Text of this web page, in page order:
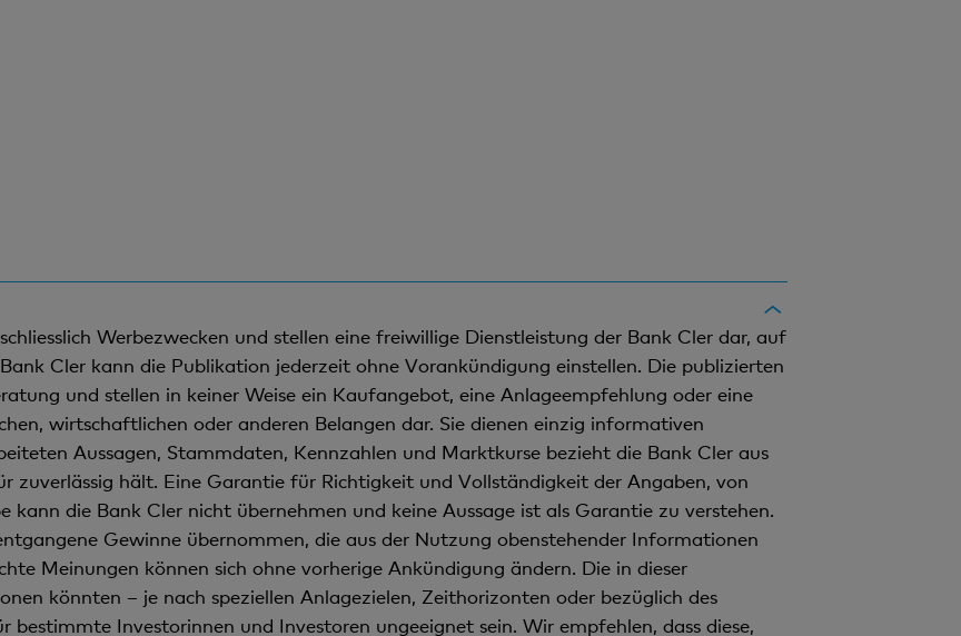
Werbezwecken und stellen eine freiwillige Dienstleistung der Bank Cler dar, auf
Cler kann die Publikation jederzeit ohne Vorankündigung einstellen. Die publizierten
und stellen in keiner Weise ein Kaufangebot, eine Anlageempfehlung oder eine
wirtschaftlichen oder anderen Belangen dar. Sie dienen einzig informativen
Aussagen, Stammdaten, Kennzahlen und Marktkurse bezieht die Bank Cler aus
zuverlässig hält. Eine Garantie für Richtigkeit und Vollständigkeit der Angaben, von
kann die Bank Cler nicht übernehmen und keine Aussage ist als Garantie zu verstehen.
Gewinne übernommen, die aus der Nutzung obenstehender Informationen
Meinungen können sich ohne vorherige Ankündigung ändern. Die in dieser
könnten – je nach speziellen Anlagezielen, Zeithorizonten oder bezüglich des
Investorinnen und Investoren ungeeignet sein. Wir empfehlen, dass diese,